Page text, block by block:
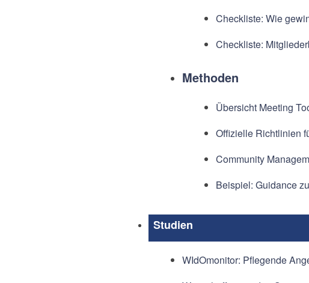
Checkliste: Wie
Checkliste:
Methoden
Übersicht Meeting
Offizielle Richtlinien
Community
Beispiel: Guidance
Studien
WIdOmonitor: Pflegende